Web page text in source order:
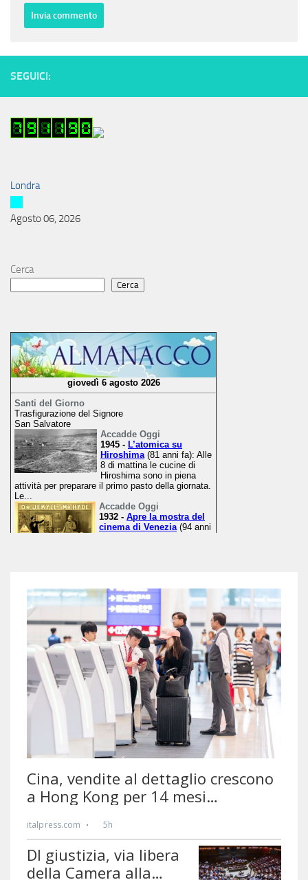
SEGUICI:
Londra
Agosto 06, 2026
Cerca
Cerca